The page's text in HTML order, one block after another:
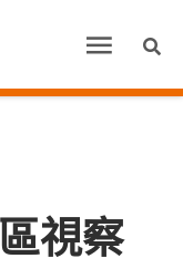
視察